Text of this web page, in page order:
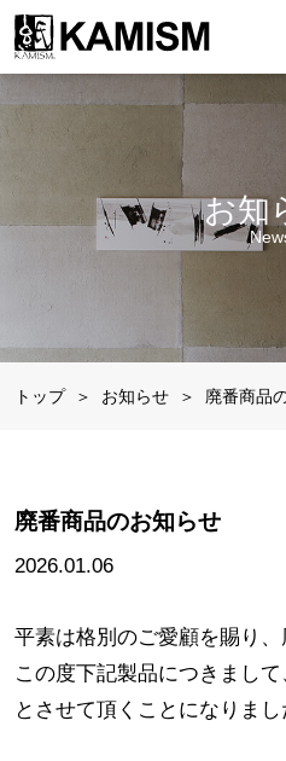
お知
トップ お知らせ 廃番商品
廃番商品のお知らせ
2026.01.06
平素は格別のご愛顧を賜り、
この度下記製品につきまし
とさせて頂くことになりまし